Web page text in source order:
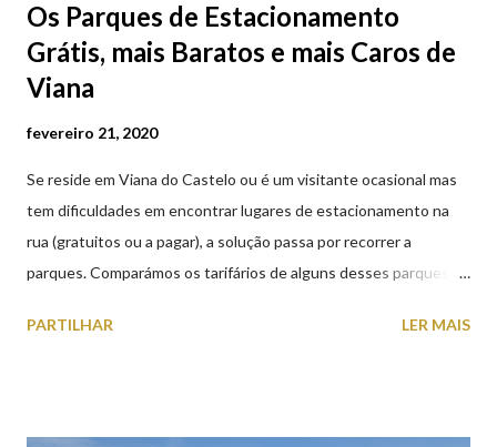
Os Parques de Estacionamento
Grátis, mais Baratos e mais Caros de
Viana
fevereiro 21, 2020
Se reside em Viana do Castelo ou é um visitante ocasional mas
tem dificuldades em encontrar lugares de estacionamento na
rua (gratuitos ou a pagar), a solução passa por recorrer a
parques. Comparámos os tarifários de alguns desses parques de
subterrâneos) perto do centro da cidade (entenda-se por
PARTILHAR LER MAIS